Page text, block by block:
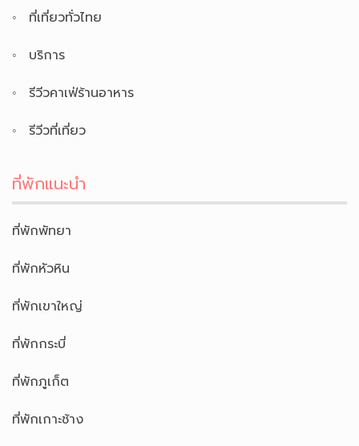
ที่เที่ยวทั่วไทย
บริการ
รีวีวคาเฟ่ร้านอาหาร
รีวีวที่เที่ยว
ที่พักแนะนำ
ที่พักพัทยา
ที่พักหัวหิน
ที่พักเขาใหญ่
ที่พักกระบี่
ที่พักภูเก็ต
ที่พักเกาะช้าง